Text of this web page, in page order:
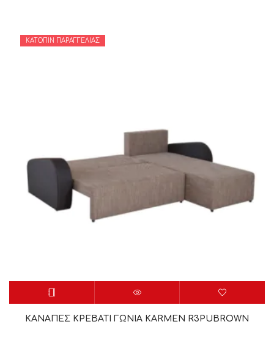
ΚΑΤΌΠΙΝ ΠΑΡΑΓΓΕΛΊΑΣ
ΚΑΝΑΠΕΣ ΚΡΕΒΑΤΙ ΓΩΝΙΑ KARMEN R3PUBROWN